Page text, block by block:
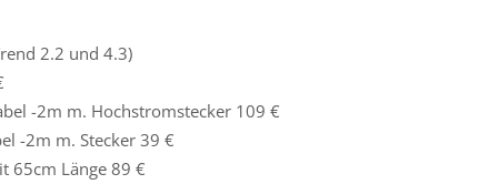
2.2 und 4.3)
-2m m. Hochstromstecker 109 €
-2m m. Stecker 39 €
65cm Länge 89 €